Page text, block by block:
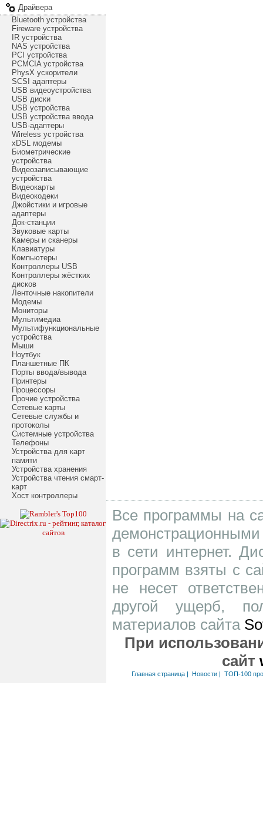
Драйвера
Bluetooth устройства
Fireware устройства
IR устройства
NAS устройства
PCI устройства
PCMCIA устройства
PhysX ускорители
SCSI адаптеры
USB видеоустройства
USB диски
USB устройства
USB устройства ввода
USB-адаптеры
Wireless устройства
xDSL модемы
Биометрические
устройства
Видеозаписывающие
устройства
Видеокарты
Видеокодеки
Джойстики и игровые
адаптеры
Док-станции
Звуковые карты
Камеры и сканеры
Клавиатуры
Компьютеры
Контроллеры USB
Контроллеры жёстких
дисков
Ленточные накопители
Модемы
Мониторы
Мультимедиа
Мультифункциональные
устройства
Мыши
Ноутбук
Планшетные ПК
Порты ввода/вывода
Принтеры
Процессоры
Прочие устройства
Сетевые карты
Сетевые службы и
протоколы
Системные устройства
Телефоны
Устройства для карт
памяти
Устройства хранения
Устройства чтения смарт-
карт
Хост контроллеры
Все программы на
в сети интернет.
программ взяты с
не несет
другой ущерб,
материалов сайта
При
сайт
Главная страница| Новости| ТОП-100